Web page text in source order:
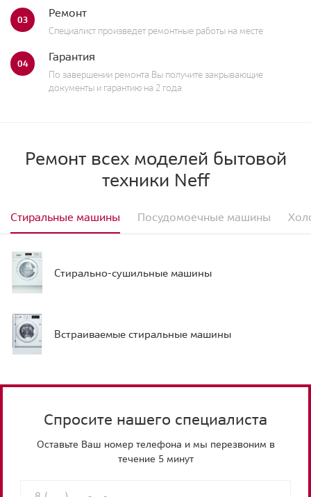
03 Ремонт
Специалист произведет ремонтные работы на месте
04 Гарантия
По завершении ремонта Вы получите закрывающие
документы и гарантию на 2 года
Ремонт всех моделей бытовой
техники Neff
Стиральные машины Посудомоечные машины
Стирально-сушильные машины
Встраиваемые стиральные машины
Спросите нашего специалиста
Оставьте Ваш номер телефона и мы перезвоним в
течение 5 минут